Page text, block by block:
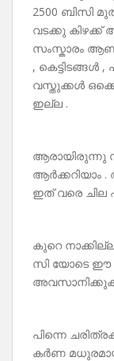
2500 ബിസി
വടക്കു കിഴക്ക്
സംസ്കാരം
,
വസ്തുക്കൾ
ഇല്ല .
ആരായിരുന്നു
ആർക്കറിയാം
ഇത് വരെ ചില
കുറെ
സി യോടെ ഈ
പിന്നെ
കർണ